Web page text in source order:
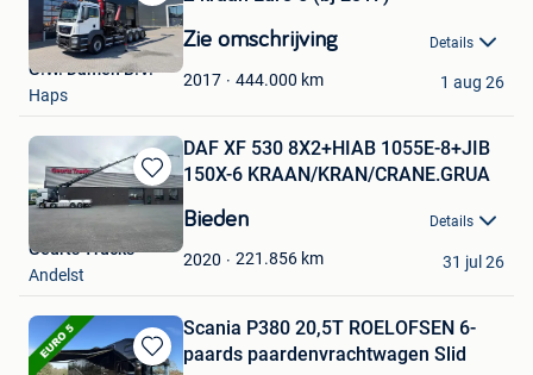
Bewaren
in
Mijn
Favorieten
Zie omschrijving Details
2017 444.000 km
G.W. Damen B.V.
Haps
1 aug 26
Bewaren
in
Mijn
Favorieten
DAF XF 530 8X2+HIAB 1055E-8+JIB
150X-6 KRAAN/KRAN/CRANE.GRUA
Bieden Details
2020 221.856 km
Geurts Trucks
Andelst
31 jul 26
Bewaren
Scania P380 20,5T ROELOFSEN 6-
paards paardenvrachtwagen Slid